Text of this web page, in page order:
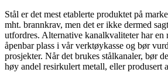
Stål er det mest etablerte produktet på
mht. brannkrav, men det er ikke dermed
utfordres. Alternative kanalkvaliteter har en
åpenbar plass i vår verktøykasse og bør
prosjekter. Når det brukes stålkanaler, bør
høy andel resirkulert metall, eller produsert